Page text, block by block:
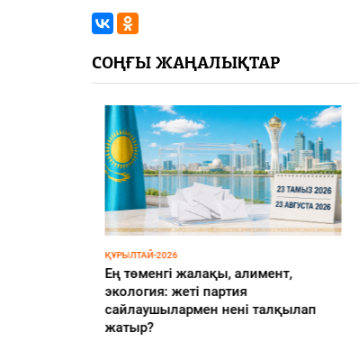
СОҢҒЫ ЖАҢАЛЫҚТАР
ҚҰРЫЛТАЙ-2026
Ең төменгі жалақы, алимент,
экология: жеті партия
сайлаушылармен нені талқылап
жатыр?